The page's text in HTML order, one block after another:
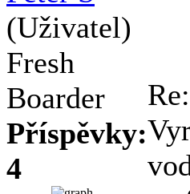
(Uživatel)
Fresh
Boarder
Příspěvky:
4